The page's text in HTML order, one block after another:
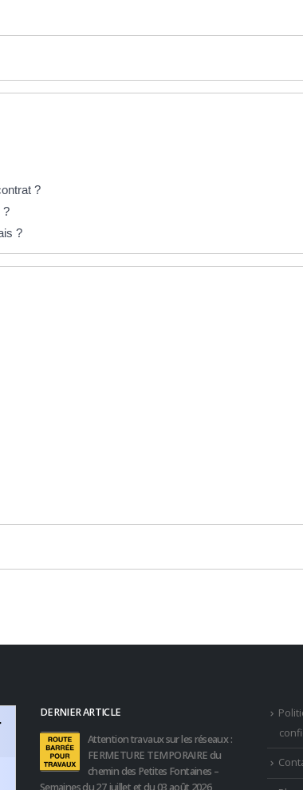
?
?
?
DERNIER ARTICLE
Attention travaux sur les réseaux :
FERMETURE TEMPORAIRE du
chemin des Petites Fontaines –